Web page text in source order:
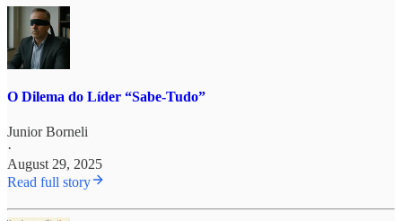
O Dilema do Líder “Sabe-Tudo”
Junior Borneli
·
August 29, 2025
Read full story